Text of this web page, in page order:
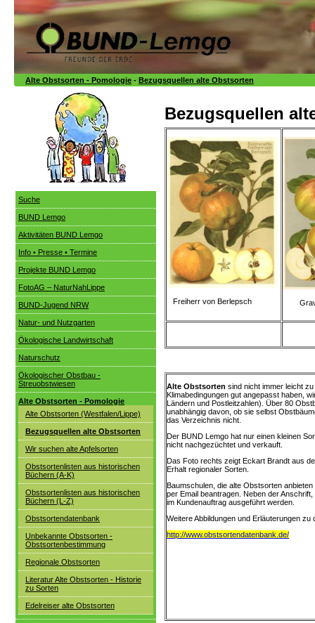
Alte Obstsorten - Pomologie - Bezugsquellen alte Obstsorten
Suche
BUND Lemgo
Aktivitäten BUND Lemgo
Info • Presse • Termine
Projekte BUND Lemgo
FotoAG – NaturNahLippe
BUND-Jugend NRW
Natur- und Nutzgarten
Ökologische Landwirtschaft
Naturschutz
Ökologischer Obstbau -
Streuobstwiesen
Alte Obstsorten - Pomologie
Alte Obstsorten (Westfalen/Lippe)
Bezugsquellen alte Obstsorten
Wir suchen alte Apfelsorten
Obstsortenlisten aus historischen
Büchern (A-K)
Obstsortenlisten aus historischen
Büchern (L-Z)
Obstsortendatenbank
Unbekannte Obstsorten -
Obstsortenbestimmung
Regionale Obstsorten
Literatur Alte Obstsorten - Historie
zu Sorten
Edelreiser alte Obstsorten
Bezugsquellen
Freiherr von Berlepsch
Alte Obstsorten sind nicht immer leicht
Klimabedingungen gut angepasst haben,
Ländern und Postleitzahlen). Über 80
unabhängig davon, ob sie selbst
das Verzeichnis nicht.
Der BUND Lemgo hat nur einen kleinen
nicht nachgezüchtet und verkauft.
Das Foto rechts zeigt Eckart Brandt aus
Erhalt regionaler Sorten.
Baumschulen, die alte Obstsorten
per Email beantragen. Neben der
im Kundenauftrag ausgeführt werden.
Weitere Abbildungen und Erläuterungen
http://www.obstsortendatenbank.de/